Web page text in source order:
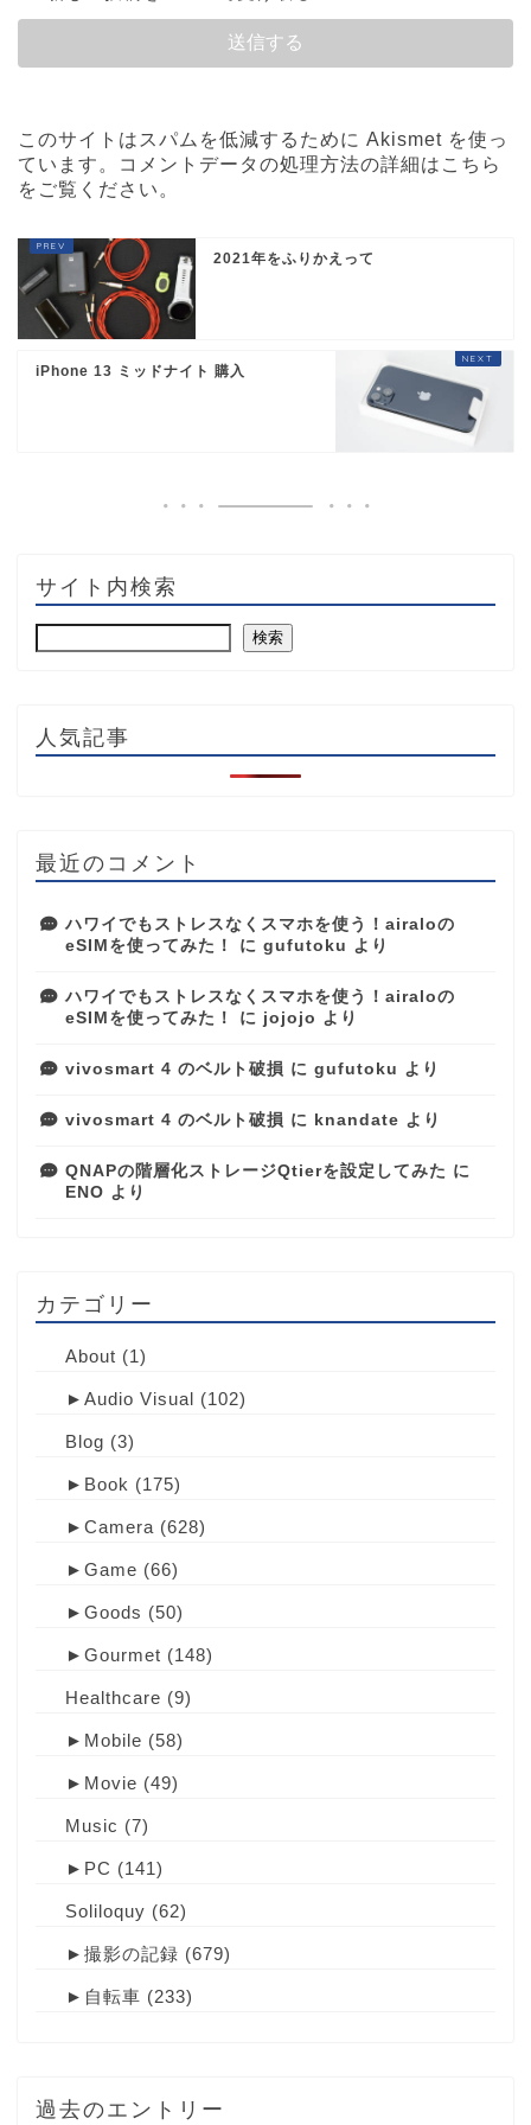
このサイトはスパムを低減するために Akismet を使っ
ています。
コメントデータの処理方法の詳細はこちら
をご覧ください 。
2021年をふりかえって
iPhone 13 ミッドナイト 購入
サイト内検索
検索
人気記事
最近のコメント
ハワイでもストレスなくスマホを使う！airaloの
eSIMを使ってみた！
に gufutoku より
ハワイでもストレスなくスマホを使う！airaloの
eSIMを使ってみた！
に jojojo より
vivosmart 4 のベルト破損 に gufutoku より
vivosmart 4 のベルト破損 に knandate より
QNAPの階層化ストレージQtierを設定してみた に
ENO より
カテゴリー
About (1)
► Audio Visual (102)
Blog (3)
► Book (175)
► Camera (628)
► Game (66)
► Goods (50)
► Gourmet (148)
Healthcare (9)
► Mobile (58)
► Movie (49)
Music (7)
► PC (141)
Soliloquy (62)
► 撮影の記録 (679)
► 自転車 (233)
過去のエントリー